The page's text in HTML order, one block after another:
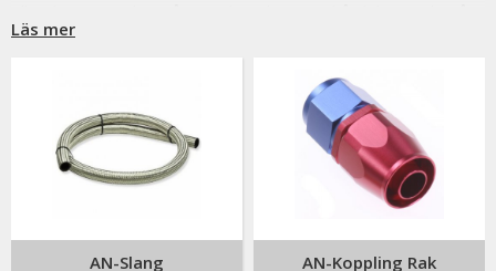
både in och utsida för extra hållbarhet samt tålighet för
Läs mer
AN-Slang AN-Koppling Rak